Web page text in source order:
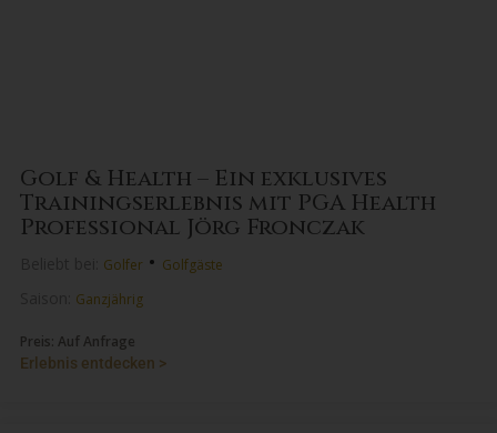
Golf & Health – Ein exklusives
Trainingserlebnis mit PGA Health
Professional Jörg Fronczak
Golfer • Golfgäste
Ganzjährig
Preis: Auf Anfrage
Erlebnis entdecken >